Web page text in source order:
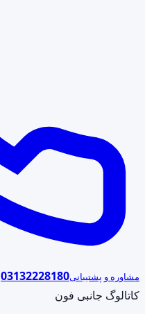
مشاوره و پشتیبانی03132228180
کاتالوگ جانبی فون